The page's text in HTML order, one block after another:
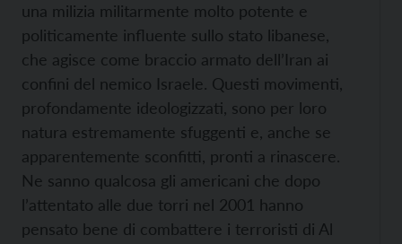
una milizia militarmente molto potente e
politicamente influente sullo stato libanese,
che agisce come braccio armato dell’Iran ai
confini del nemico Israele. Questi movimenti,
profondamente ideologizzati, sono per loro
natura estremamente sfuggenti e, anche se
apparentemente sconfitti, pronti a rinascere.
Ne sanno qualcosa gli americani che dopo
l’attentato alle due torri nel 2001 hanno
pensato bene di combattere i terroristi di Al